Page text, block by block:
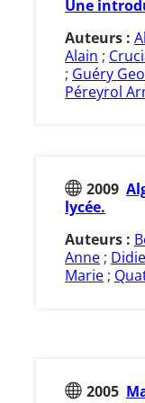
Une
Auteurs :
Alain ;
; Guéry
Péreyrol
2009
lycée.
Auteurs :
Anne;
Marie;
2005